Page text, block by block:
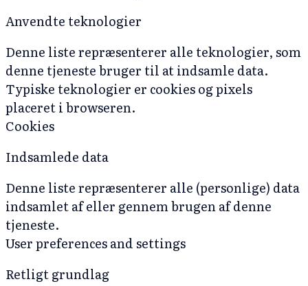
Anvendte teknologier
Denne liste repræsenterer alle teknologier, som
denne tjeneste bruger til at indsamle data.
Typiske teknologier er cookies og pixels
placeret i browseren.
Cookies
Indsamlede data
Denne liste repræsenterer alle (personlige) data
indsamlet af eller gennem brugen af denne
tjeneste.
User preferences and settings
Retligt grundlag